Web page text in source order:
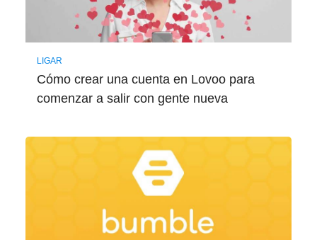
LIGAR
Cómo crear una cuenta en Lovoo para
comenzar a salir con gente nueva